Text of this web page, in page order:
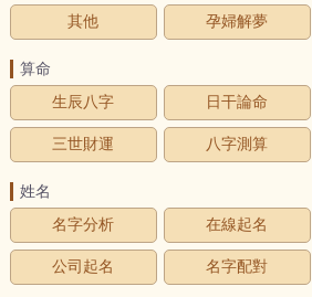
其他 孕婦解夢
算命
生辰八字
日干論命
三世財運 八字測算
姓名
名字分析
在線起名
公司起名 名字配對